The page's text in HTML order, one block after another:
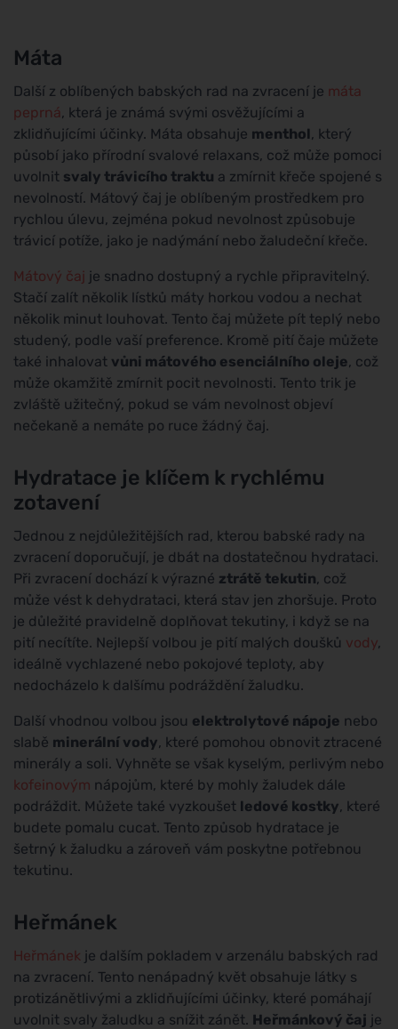
Máta
Další z oblíbených babských rad na zvracení je máta
peprná, která je známá svými osvěžujícími a
zklidňujícími účinky. Máta obsahuje menthol, který
působí jako přírodní svalové relaxans, což může pomoci
uvolnit svaly trávicího traktu a zmírnit křeče spojené s
nevolností. Mátový čaj je oblíbeným prostředkem pro
rychlou úlevu, zejména pokud nevolnost způsobuje
trávicí potíže, jako je nadýmání nebo žaludeční křeče.
Mátový čaj je snadno dostupný a rychle připravitelný.
Stačí zalít několik lístků máty horkou vodou a nechat
několik minut louhovat. Tento čaj můžete pít teplý nebo
studený, podle vaší preference. Kromě pití čaje můžete
také inhalovat vůni mátového esenciálního oleje, což
může okamžitě zmírnit pocit nevolnosti. Tento trik je
zvláště užitečný, pokud se vám nevolnost objeví
nečekaně a nemáte po ruce žádný čaj.
Hydratace je klíčem k rychlému
zotavení
Jednou z nejdůležitějších rad, kterou babské rady na
zvracení doporučují, je dbát na dostatečnou hydrataci.
Při zvracení dochází k výrazné ztrátě tekutin, což
může vést k dehydrataci, která stav jen zhoršuje. Proto
je důležité pravidelně doplňovat tekutiny, i když se na
pití necítíte. Nejlepší volbou je pití malých doušků vody,
ideálně vychlazené nebo pokojové teploty, aby
nedocházelo k dalšímu podráždění žaludku.
Další vhodnou volbou jsou elektrolytové nápoje nebo
slabě minerální vody, které pomohou obnovit ztracené
minerály a soli. Vyhněte se však kyselým, perlivým nebo
kofeinovým nápojům, které by mohly žaludek dále
podráždit. Můžete také vyzkoušet ledové kostky, které
budete pomalu cucat. Tento způsob hydratace je
šetrný k žaludku a zároveň vám poskytne potřebnou
tekutinu.
Heřmánek
Heřmánek je dalším pokladem v arzenálu babských rad
na zvracení. Tento nenápadný květ obsahuje látky s
protizánětlivými a zklidňujícími účinky, které pomáhají
uvolnit svaly žaludku a snížit zánět. Heřmánkový čaj je